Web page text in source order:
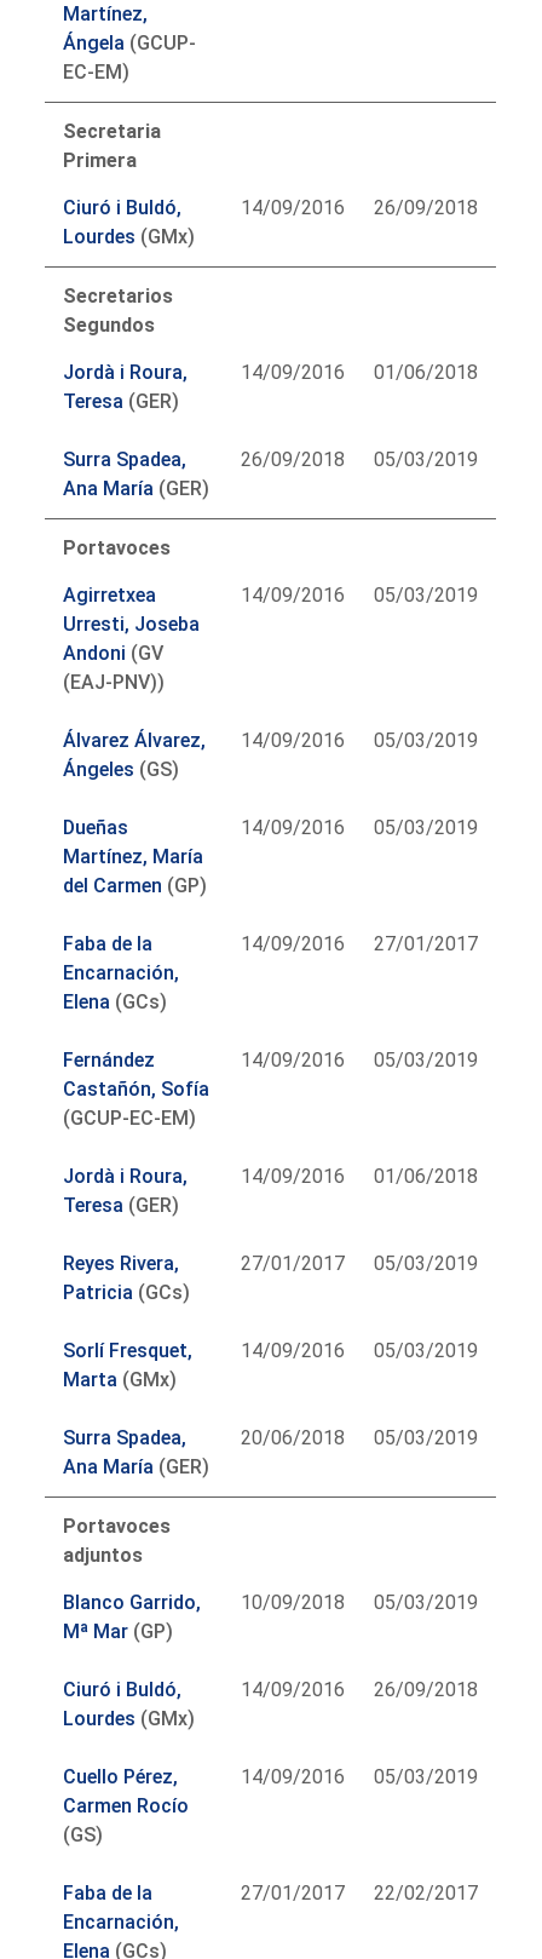
Martínez,
Ángela (GCUP-
EC-EM)
Secretaria
Primera
Ciuró i Buldó,
Lourdes (GMx)
14/09/2016 26/09/2018
Secretarios
Segundos
Jordà i Roura,
Teresa (GER)
14/09/2016 01/06/2018
Surra Spadea,
Ana María (GER)
26/09/2018 05/03/2019
Portavoces
Agirretxea
Urresti, Joseba
Andoni (GV
(EAJ-PNV))
14/09/2016 05/03/2019
Álvarez Álvarez,
Ángeles (GS)
14/09/2016 05/03/2019
Dueñas
Martínez, María
del Carmen (GP)
14/09/2016 05/03/2019
Faba de la
Encarnación,
Elena (GCs)
14/09/2016 27/01/2017
Fernández
Castañón, Sofía
(GCUP-EC-EM)
14/09/2016 05/03/2019
Jordà i Roura,
Teresa (GER)
14/09/2016 01/06/2018
Reyes Rivera,
Patricia (GCs)
27/01/2017 05/03/2019
Sorlí Fresquet,
Marta (GMx)
14/09/2016 05/03/2019
Surra Spadea,
Ana María (GER)
20/06/2018 05/03/2019
Portavoces
adjuntos
Blanco Garrido,
Mª Mar (GP)
10/09/2018 05/03/2019
Ciuró i Buldó,
Lourdes (GMx)
14/09/2016 26/09/2018
Cuello Pérez,
Carmen Rocío
(GS)
14/09/2016 05/03/2019
Faba de la
Encarnación,
Elena (GCs)
27/01/2017 22/02/2017